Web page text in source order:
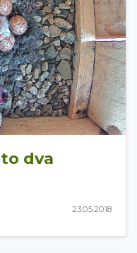
dva
23.05.2018